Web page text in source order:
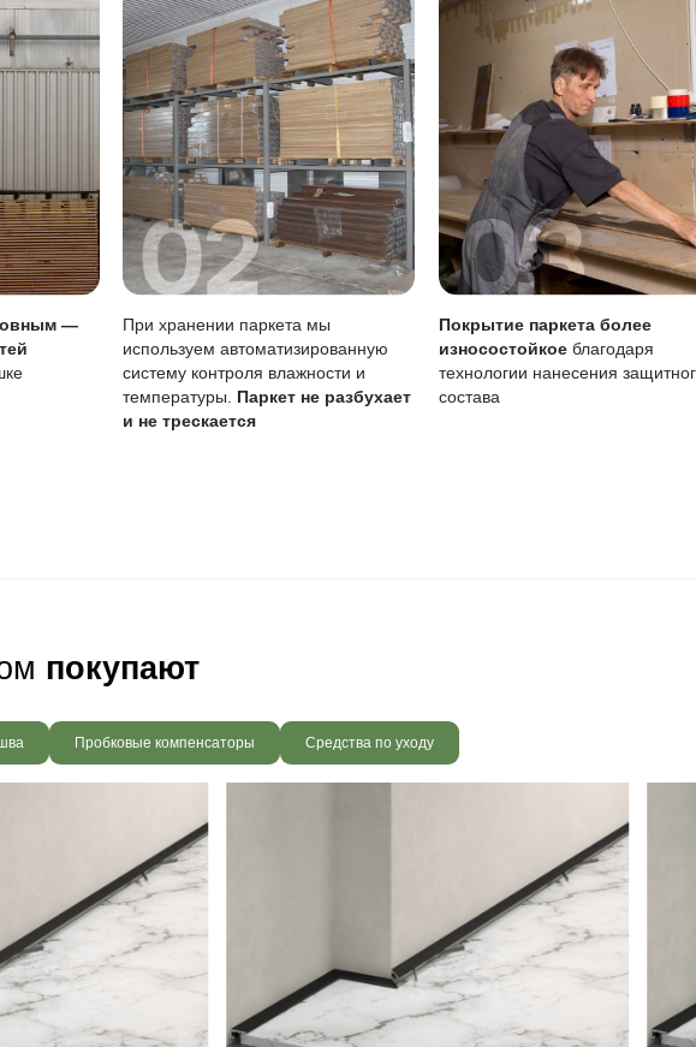
будет радовать вас и через
соблюдению технологии
хранения и обработки
ровным —
неровностей
сушке
При хранении паркета мы
используем автоматизированную
систему контроля влажности и
температуры.
Паркет не разбухает